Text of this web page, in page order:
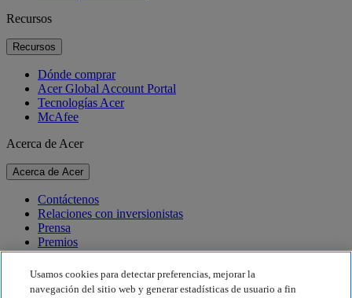
Recursos
Recursos
Dónde comprar
Acer Global Account Portal
Tecnologías Acer
McAfee
Acerca de Acer
Acerca de Acer
Contáctenos
Relaciones con inversionistas
Prensa
Premios
Eventos
Sostenibilidad
Usamos cookies para detectar preferencias, mejorar la
navegación del sitio web y generar estadísticas de usuario a fin